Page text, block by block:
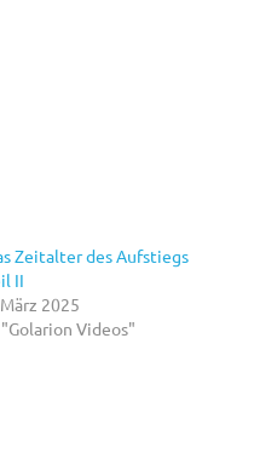
Zeitalter des Aufstiegs
II
2025
Videos"